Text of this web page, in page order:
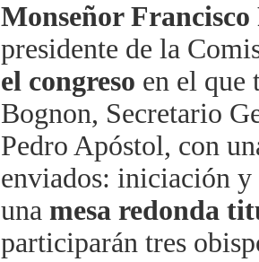
Monseñor Francisco
presidente de la
el congreso en el que
Bognon, Secretario
Pedro Apóstol, con
enviados: iniciación
una mesa redonda
participarán tres